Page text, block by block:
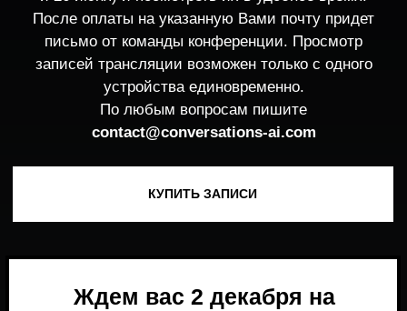
Ждем вас 2 декабря на
Conversations 2026 в Москве
ПОДПИСАТЬСЯ НА НОВОСТИ